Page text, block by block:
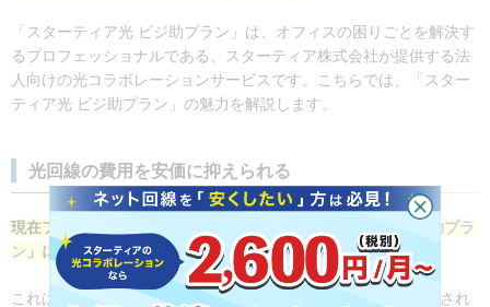
「スターティア光 ビジ助プラン」は、オフィスの困りごとを解決す
るプロフェッショナルである、スターティア株式会社が提供する法
人向けの光コラボレーションサービスです。こちらでは、「スター
ティア光 ビジ助プラン」の魅力を解説します。
光回線の費用を安価に抑えられる
現在フレッツ光を利用している場合、「
スターティア光 ビジ助プラ
ン 」に乗り換えることで、回線費用を節約できます。
これは戸建てタイプ、マンションタイプどちらにも割引が適用され